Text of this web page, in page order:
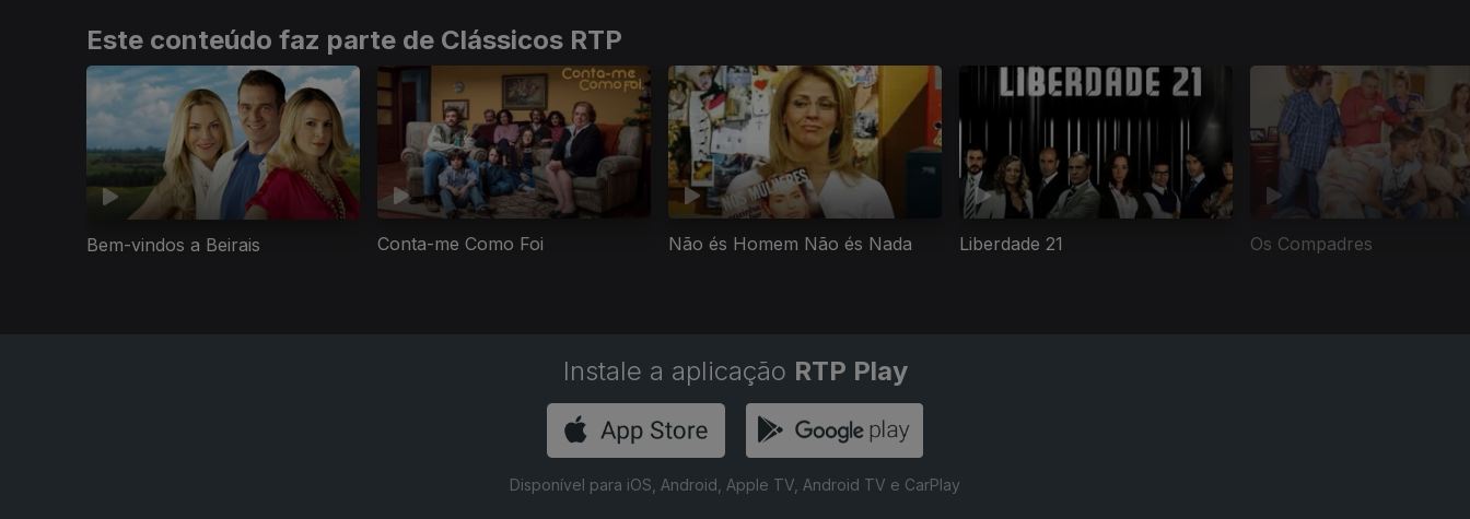
Este conteúdo faz parte de Clássicos RTP
Bem-vindos a Beirais Conta-me Como Foi Não és Homem Não és Nada Liberdade 21 Os Compadres
Instale a aplicação RTP Play
Disponível para iOS, Android, Apple TV, Android TV e CarPlay